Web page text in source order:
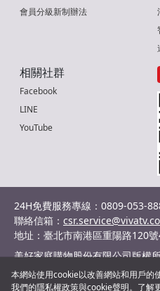
會員分級新制辦法
相關社群
Facebook
LINE
YouTube
24H免費服務專線：0809-053-
聯絡信箱：
地址：臺北市南港區重陽路120
美好家庭購物股份有限公司版權
統編：29036132
©2024 Shopnet
本網站使用cookie以改善網站和用戶的
我們的隱私權政策與cookie聲明。了解